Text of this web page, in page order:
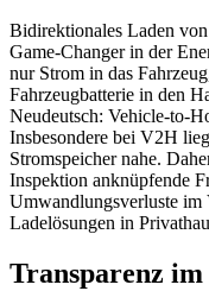
Bidirektionales Laden
Game-Changer in der
nur Strom in das
Fahrzeugbatterie in den
Neudeutsch: Vehicle-to-
Insbesondere bei V2H
Stromspeicher nahe.
Inspektion anknüpfende
Umwandlungsverluste
Ladelösungen in
Transparenz